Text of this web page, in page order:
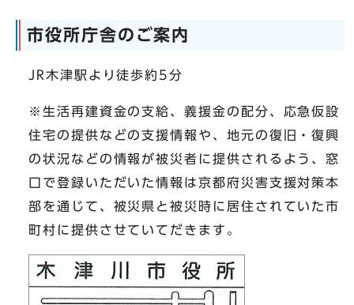
市役所庁舎のご案内
JR木津駅より徒歩約5分
※生活再建資金の支給、義援金の配分、応急仮設
住宅の提供などの支援情報や、地元の復旧・復興
の状況などの情報が被災者に提供されるよう、窓
口で登録いただいた情報は京都府災害支援対策本
部を通じて、被災県と被災時に居住されていた市
町村に提供させていてだきます。